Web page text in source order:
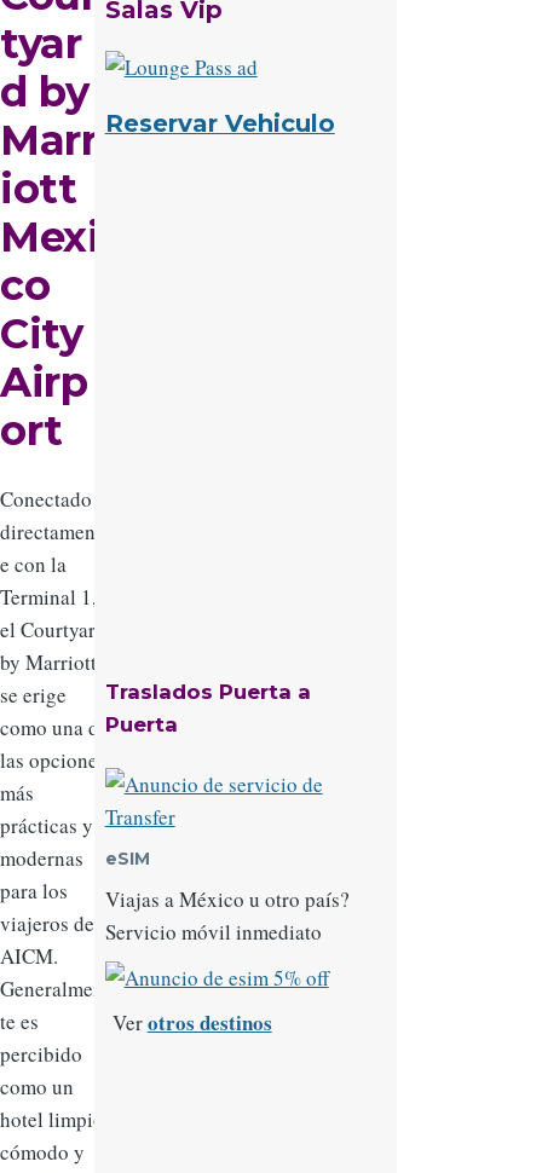
tyar
d by
Marr
iott
Mexi
co
City
Airp
ort
Conectado
directament
e con la
Terminal 1,
el Courtyard
by Marriott
se erige
como una de
las opciones
más
prácticas y
modernas
para los
viajeros del
AICM.
Generalmen
te es
percibido
como un
hotel limpio,
cómodo y
Salas Vip
Reservar Vehiculo
Traslados Puerta a
Puerta
eSIM
Viajas a México u otro país?
Servicio móvil inmediato
Verotros destinos